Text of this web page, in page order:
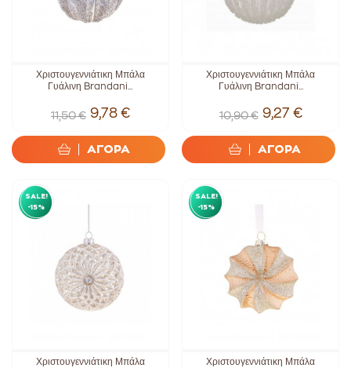
Χριστουγεννιάτικη Μπάλα
Γυάλινη Brandani...
11,50 € 9,78 €
ΑΓΟΡΑ
Χριστουγεννιάτικη Μπάλα
Γυάλινη Brandani...
10,90 € 9,27 €
ΑΓΟΡΑ
SALE!
-15%
Χριστουγεννιάτικη Μπάλα
SALE!
-15%
Χριστουγεννιάτικη Μπάλα